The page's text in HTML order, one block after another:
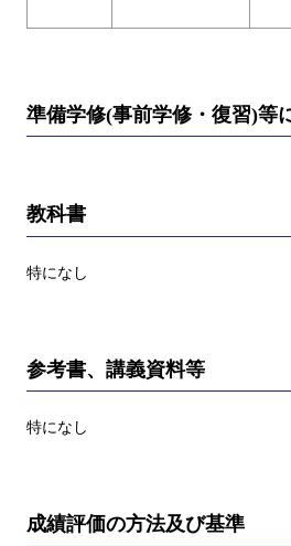
準備学修(事前学修・復習)等
教科書
特になし
参考書、講義資料等
特になし
成績評価の方法及び基準